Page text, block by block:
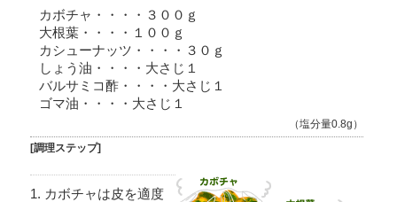
カボチャ・・・・３００ｇ
大根葉・・・・１００ｇ
カシューナッツ・・・・３０ｇ
しょう油・・・・大さじ１
バルサミコ酢・・・・大さじ１
ゴマ油・・・・大さじ１
（塩分量0.8g）
[調理ステップ]
カボチャは皮を適度